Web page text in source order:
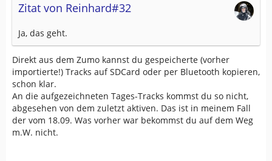
Zitat von Reinhard#32
Ja, das geht.
Direkt aus dem Zumo kannst du gespeicherte (vorher
importierte!) Tracks auf SDCard oder per Bluetooth kopieren,
schon klar.
An die aufgezeichneten Tages-Tracks kommst du so nicht,
abgesehen von dem zuletzt aktiven. Das ist in meinem Fall
der vom 18.09. Was vorher war bekommst du auf dem Weg
m.W. nicht.